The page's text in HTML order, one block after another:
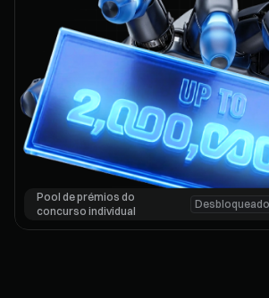
Pool de prémios do
concurso individual
Desbloqueado